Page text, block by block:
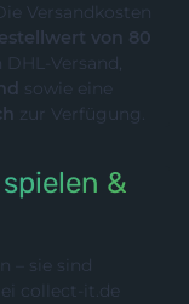
Versandkosten
von 80
Versand,
sowie eine
zur Verfügung.
&
– sie sind
collect-it.de